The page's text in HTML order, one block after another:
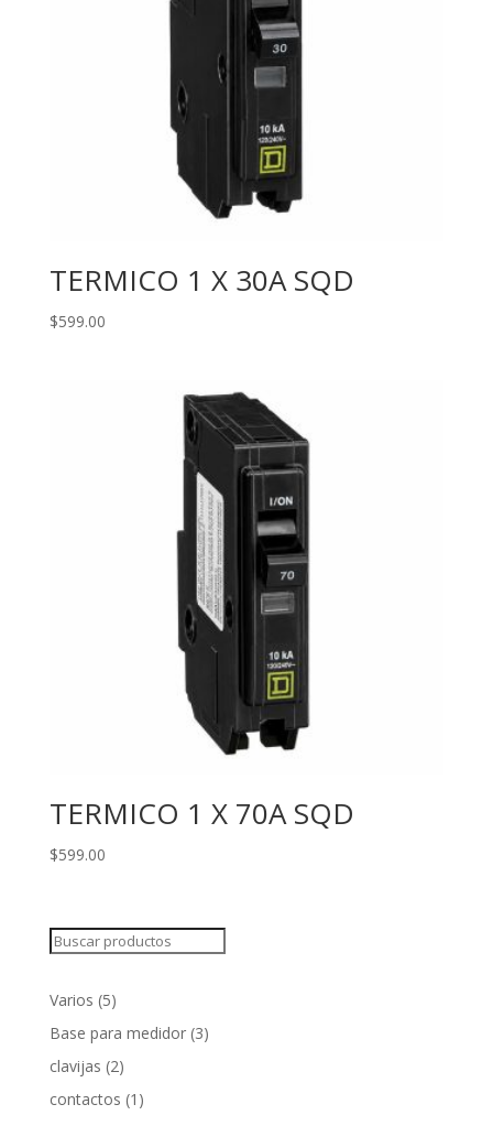
TERMICO 1 X 30A SQD
$599.00
TERMICO 1 X 70A SQD
$599.00
Search
Varios 55
products
Base para medidor 33
clavijas 22
products
contactos 1 1